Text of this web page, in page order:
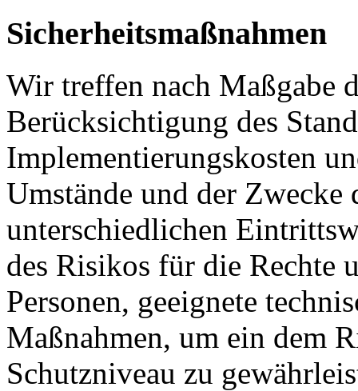
Sicherheitsmaßnahmen
Wir treffen nach Maßgabe
Berücksichtigung des
Implementierungskosten
Umstände und der Zwecke
unterschiedlichen
des Risikos für die Rechte
Personen, geeignete
Maßnahmen, um ein dem
Schutzniveau zu